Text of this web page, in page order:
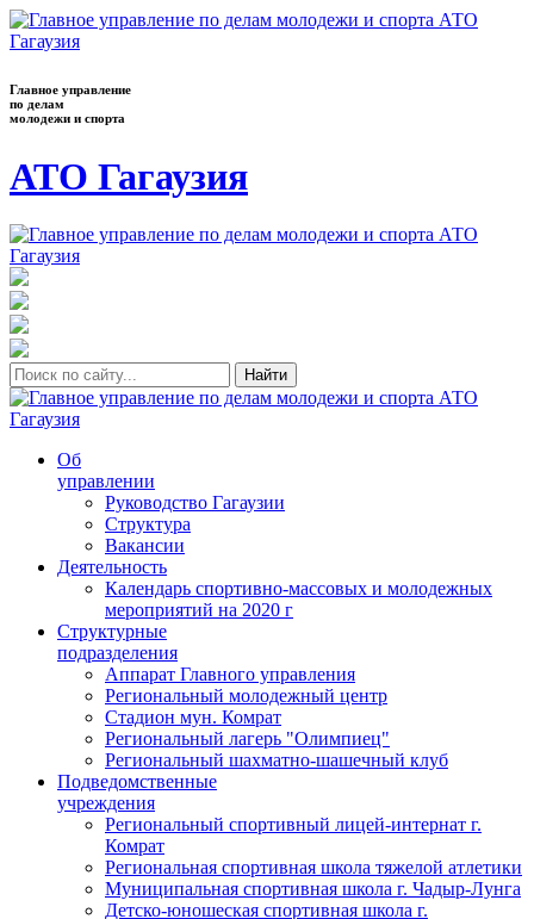
Главное управление
по делам
молодежи и спорта
АТО Гагаузия
Найти
Об
управлении
Руководство Гагаузии
Структура
Вакансии
Деятельность
Календарь спортивно-массовых и молодежных
мероприятий на 2020 г
Структурные
подразделения
Аппарат Главного управления
Региональный молодежный центр
Стадион мун. Комрат
Региональный лагерь "Олимпиец"
Региональный шахматно-шашечный клуб
Подведомственные
учреждения
Региональный спортивный лицей-интернат г.
Комрат
Региональная спортивная школа тяжелой атлетики
Муниципальная спортивная школа г. Чадыр-Лунга
Детско-юношеская спортивная школа г.